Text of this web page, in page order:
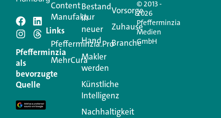
Schreiben Sie einen
Kommentar
Ihre E-Mail-Adresse wird nicht veröffentlicht.
Erforderliche Felder sind mit
Kommentar
Pfefferminzia
als
bevorzugte
Quelle
Content
Manufaktur
Links
Pfefferminzia.Pro
MehrCura
Bestand
in
neuer
Hand
Makler
werden
Künstliche
Intelligenz
Nachhaltigkeit
Vorsorge
Zuhause
Branche
© 2013 -
2026
Pfefferminzia
Medien
GmbH